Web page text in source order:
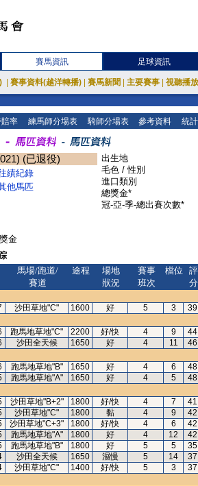
賽馬資訊 足球資訊
賽事資料(越洋轉播) 賽馬新聞 主要賽事 視聽播
賠率 練馬師分場表 騎師分場表 參考資料 統
(已退役)
績紀錄
他馬匹
出生地
毛色 / 性別
進口類別
總獎金*
冠-亞-季-總出賽次數*
金
馬場/跑道/
賽道
途程
場地
狀況
賽事
班次
檔位
評
分
沙田草地"C" 1600 好 5 3
39
跑馬地草地"C" 2200 好/快 4 9
44
沙田全天候 1650 好 4 11
46
跑馬地草地"B" 1650 好 4 6
48
跑馬地草地"A" 1650 好 4 5
48
沙田草地"B+2" 1800 好/快 4 7
41
沙田草地"C" 1800 黏 4 9
42
沙田草地"C+3" 1800 好/快 4 6
42
跑馬地草地"A" 1800 好 4 12
42
跑馬地草地"B" 1800 好 5 5
35
沙田全天候 1650 濕慢 5 14
37
沙田草地"C" 1400 好/快 5 3
37